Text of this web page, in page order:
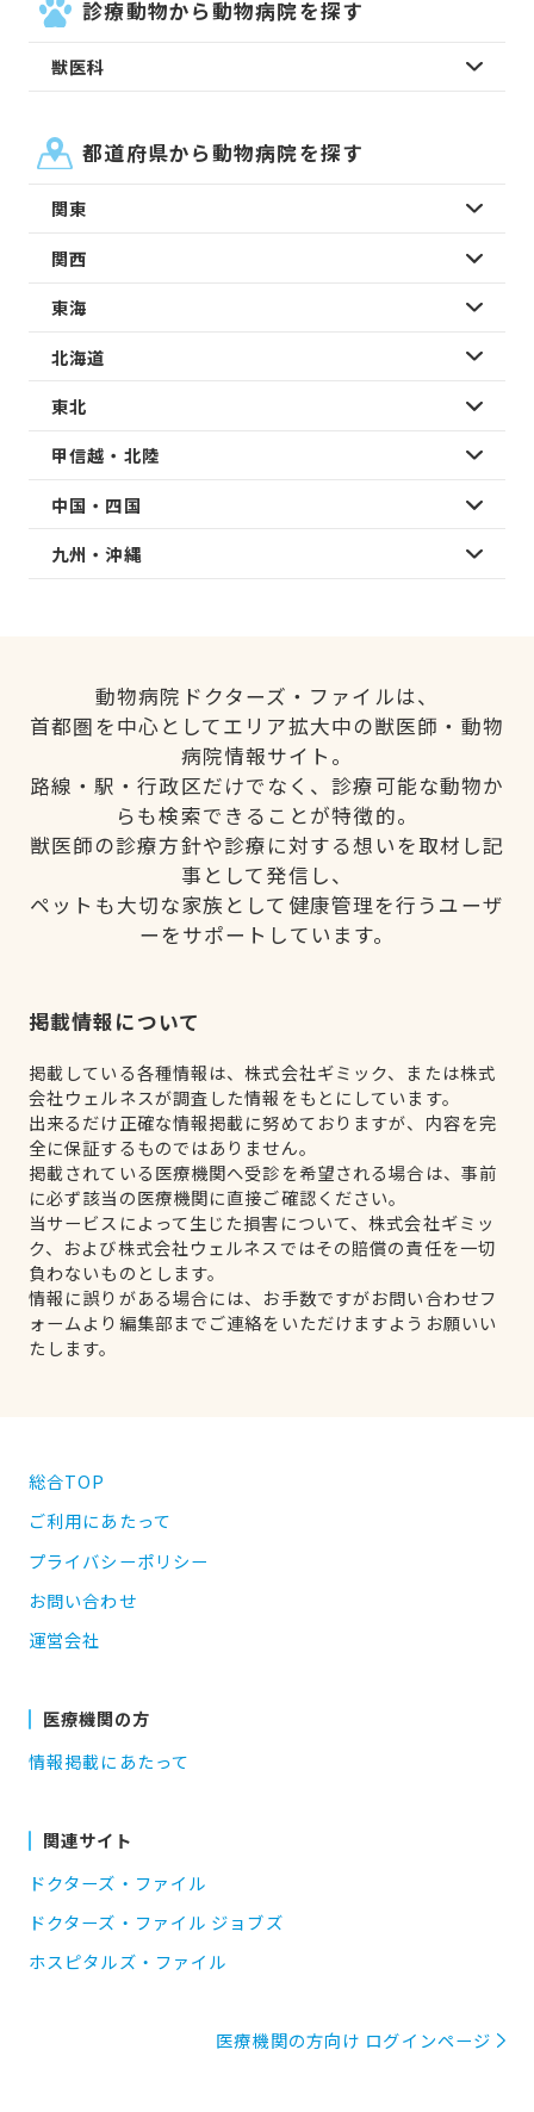
診療動物から動物病院を探す
獣医科
都道府県から動物病院を探す
関東
関西
東海
北海道
東北
甲信越・北陸
中国・四国
九州・沖縄
動物病院ドクターズ・ファイルは、
首都圏を中心としてエリア拡大中の獣医師・動物
病院情報サイト。
路線・駅・行政区だけでなく、診療可能な動物か
らも検索できることが特徴的。
獣医師の診療方針や診療に対する想いを取材し記
事として発信し、
ペットも大切な家族として健康管理を行うユーザ
ーをサポートしています。
掲載情報について
掲載している各種情報は、株式会社ギミック、または株式
会社ウェルネスが調査した情報をもとにしています。
出来るだけ正確な情報掲載に努めておりますが、内容を完
全に保証するものではありません。
掲載されている医療機関へ受診を希望される場合は、事前
に必ず該当の医療機関に直接ご確認ください。
当サービスによって生じた損害について、株式会社ギミッ
ク、および株式会社ウェルネスではその賠償の責任を一切
負わないものとします。
情報に誤りがある場合には、お手数ですがお問い合わせフ
ォームより編集部までご連絡をいただけますようお願いい
たします。
総合TOP
ご利用にあたって
プライバシーポリシー
お問い合わせ
運営会社
医療機関の方
情報掲載にあたって
関連サイト
ドクターズ・ファイル
ドクターズ・ファイル ジョブズ
ホスピタルズ・ファイル
医療機関の方向け ログインページ